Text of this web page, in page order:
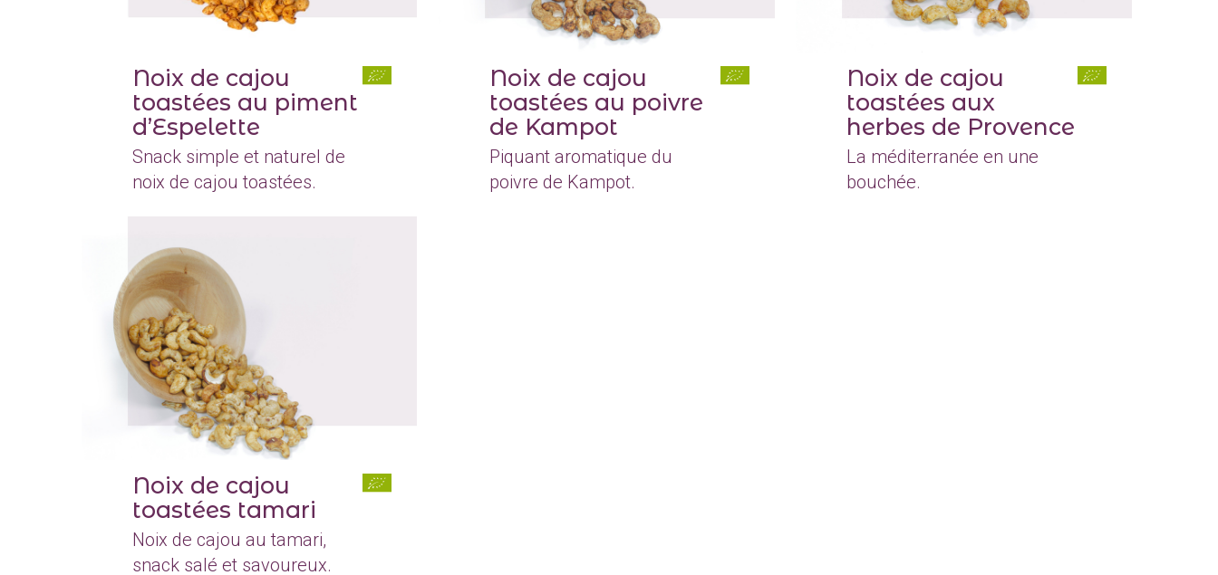
Noix de cajou
toastées au piment
d’Espelette
Snack simple et naturel de
noix de cajou toastées.
Noix de cajou
toastées au poivre
de Kampot
Piquant aromatique du
poivre de Kampot.
Noix de cajou
toastées aux
herbes de Provence
La méditerranée en une
bouchée.
Noix de cajou
toastées tamari
Noix de cajou au tamari,
snack salé et savoureux.